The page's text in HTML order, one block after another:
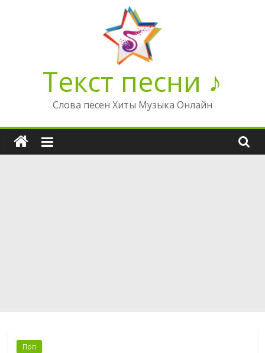
Текст песни ♪
Слова песен Хиты Музыка Онлайн
Поп